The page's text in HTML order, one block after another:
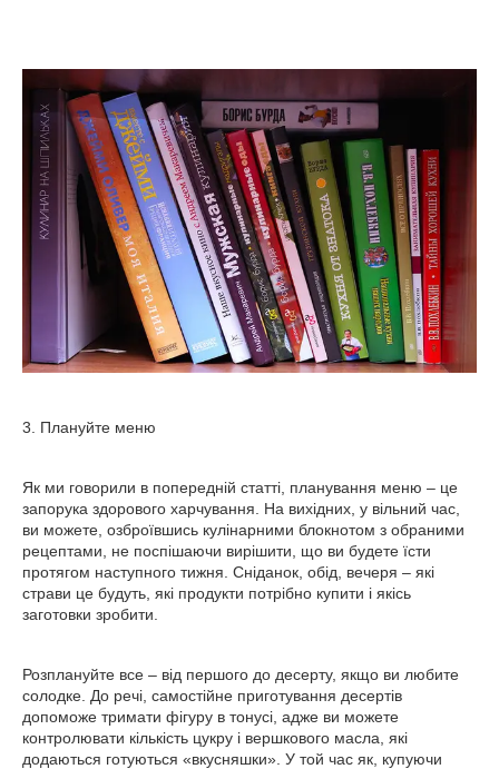
3. Плануйте меню
Як ми говорили в попередній статті, планування меню – це
запорука здорового харчування. На вихідних, у вільний час,
ви можете, озброївшись кулінарними блокнотом з обраними
рецептами, не поспішаючи вирішити, що ви будете їсти
протягом наступного тижня. Сніданок, обід, вечеря – які
страви це будуть, які продукти потрібно купити і якісь
заготовки зробити.
Розплануйте все – від першого до десерту, якщо ви любите
солодке. До речі, самостійне приготування десертів
допоможе тримати фігуру в тонусі, адже ви можете
контролювати кількість цукру і вершкового масла, які
додаються готуються «вкусняшки». У той час як, купуючи